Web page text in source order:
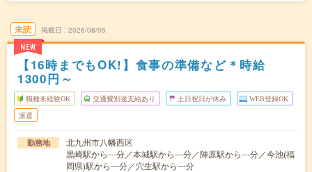
未読
NEW
掲載日 2026/08/05
【16時までもOK!】食事の準備など＊時給
1300円～
職種未経験OK 交通費別途支給あり 土日祝日が休み WEB登録OK
派遣
勤務地
北九州市八幡西区
黒崎駅から---分／本城駅から---分／陣原駅から---分／今池(福
岡県)駅から---分／穴生駅から---分